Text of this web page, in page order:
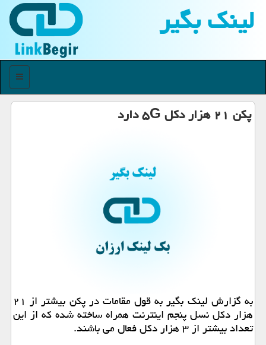
لینك بگیر
منو
پكن ۲۱ هزار دكل ۵G دارد
به گزارش لینك بگیر به قول مقامات در پكن بیشتر از ۲۱
هزار دكل نسل پنجم اینترنت همراه ساخته شده كه از این
تعداد بیشتر از ۳ هزار دكل فعال می باشند.